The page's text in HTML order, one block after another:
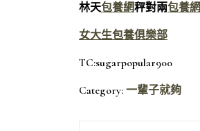
林天包養網秤對兩包養網
女大生包養俱樂部
TC:sugarpopular900
Category: 一輩子就夠